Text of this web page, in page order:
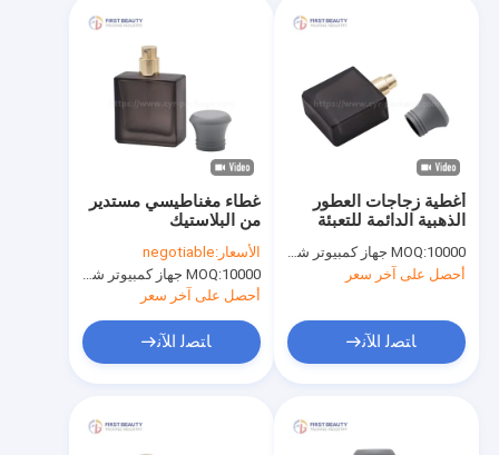
غطاء مغناطيسي مستدير
من البلاستيك
الأسعار:negotiable
MOQ:10000 جهاز كمبيوتر شخصى
أحصل على آخر سعر
ﺎﺘﺼﻟ ﺍﻶﻧ
أغطية زجاجات العطور
الذهبية الدائمة للتعبئة
MOQ:10000 جهاز كمبيوتر شخصى
أحصل على آخر سعر
ﺎﺘﺼﻟ ﺍﻶﻧ